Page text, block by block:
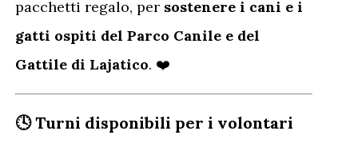
pacchetti regalo, per sostenere i cani e i
gatti ospiti del Parco Canile e del
Gattile di Lajatico. ❤️
🕓 Turni disponibili per i volontari